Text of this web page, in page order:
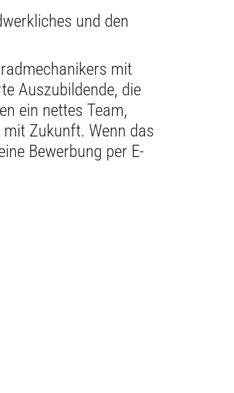
und den
mit
Auszubildende, die
ein nettes Team,
Zukunft. Wenn das
Bewerbung per E-